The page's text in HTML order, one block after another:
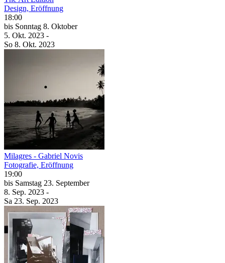
Design, Eröffnung
18:00
bis Sonntag 8. Oktober
5. Okt. 2023 -
So 8. Okt. 2023
Milagres - Gabriel Novis
Fotografie, Eröffnung
19:00
bis Samstag 23. September
8. Sep. 2023 -
Sa 23. Sep. 2023